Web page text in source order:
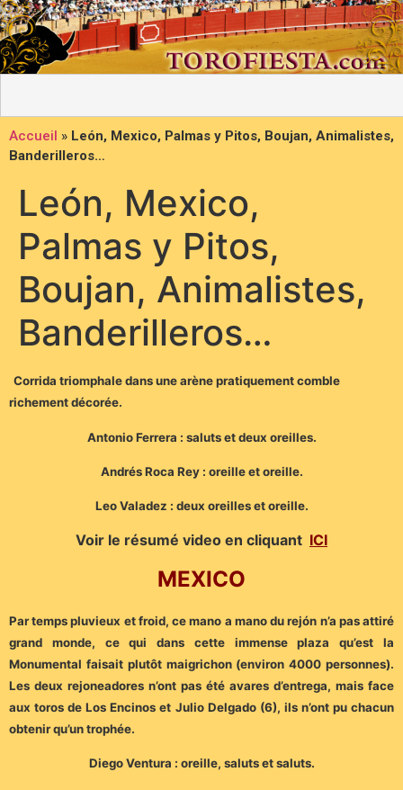
Accueil » León, Mexico, Palmas y Pitos, Boujan, Animalistes,
Banderilleros…
León, Mexico,
Palmas y Pitos,
Boujan, Animalistes,
Banderilleros…
Corrida triomphale dans une arène pratiquement comble
richement décorée.
Antonio Ferrera : saluts et deux oreilles.
Andrés Roca Rey : oreille et oreille.
Leo Valadez : deux oreilles et oreille.
Voir le résumé video en cliquant ICI
MEXICO
Par temps pluvieux et froid, ce mano a mano du rejón n’a pas attiré
grand monde, ce qui dans cette immense plaza qu’est la
Monumental faisait plutôt maigrichon (environ 4000 personnes).
Les deux rejoneadores n’ont pas été avares d’entrega, mais face
aux toros de Los Encinos et Julio Delgado (6), ils n’ont pu chacun
obtenir qu’un trophée.
Diego Ventura : oreille, saluts et saluts.